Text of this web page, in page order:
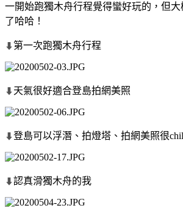
一開始跑獨木舟行程覺得蠻好玩的，但
了哈哈！
⬇第一次跑獨木舟行程
⬇天氣很好適合登島拍網美照
⬇登島可以浮潛、拍燈塔、拍網美照很
⬇認真滑獨木舟的我